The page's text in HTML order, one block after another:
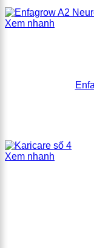
Xem nhanh
Xem nhanh